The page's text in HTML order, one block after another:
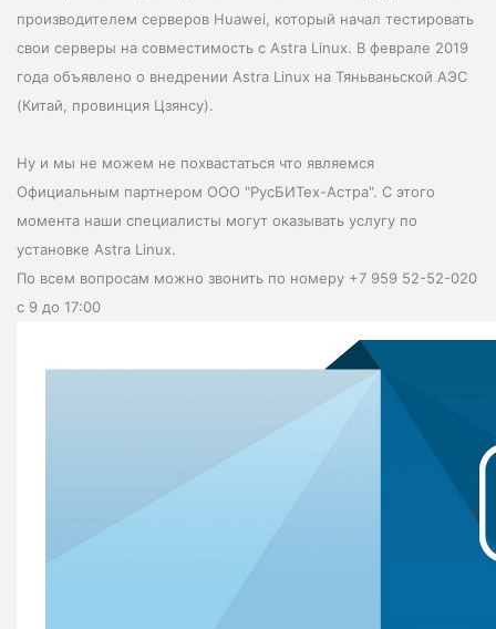
производителем серверов Huawei, который начал тестировать
свои серверы на совместимость с Astra Linux. В феврале 2019
года объявлено о внедрении Astra Linux на Тяньваньской АЭС
(Китай, провинция Цзянсу).
Ну и мы не можем не похвастаться что являемся
Официальным партнером ООО "РусБИТех-Астра". С этого
момента наши специалисты могут оказывать услугу по
установке Astra Linux.
По всем вопросам можно звонить по номеру +7 959 52-52-020
с 9 до 17:00